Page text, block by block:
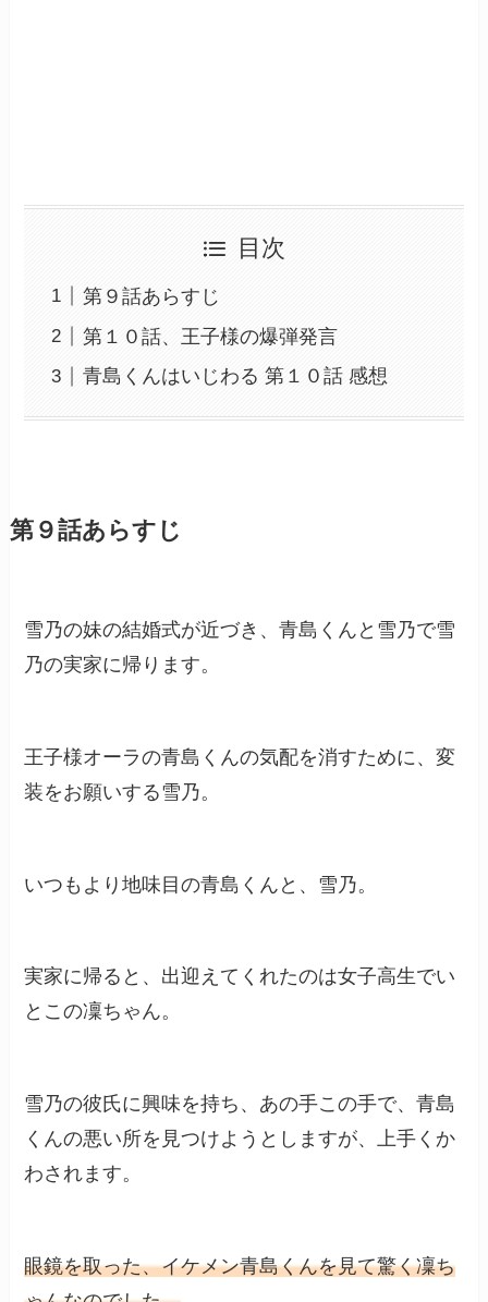
目次
第９話あらすじ
第１０話、王子様の爆弾発言
青島くんはいじわる 第１０話 感想
第９話あらすじ
雪乃の妹の結婚式が近づき、青島くんと雪乃で雪
乃の実家に帰ります。
王子様オーラの青島くんの気配を消すために、変
装をお願いする雪乃。
いつもより地味目の青島くんと、雪乃。
実家に帰ると、出迎えてくれたのは女子高生でい
とこの凜ちゃん。
雪乃の彼氏に興味を持ち、あの手この手で、青島
くんの悪い所を見つけようとしますが、上手くか
わされます。
眼鏡を取った、イケメン青島くんを見て驚く凜ち